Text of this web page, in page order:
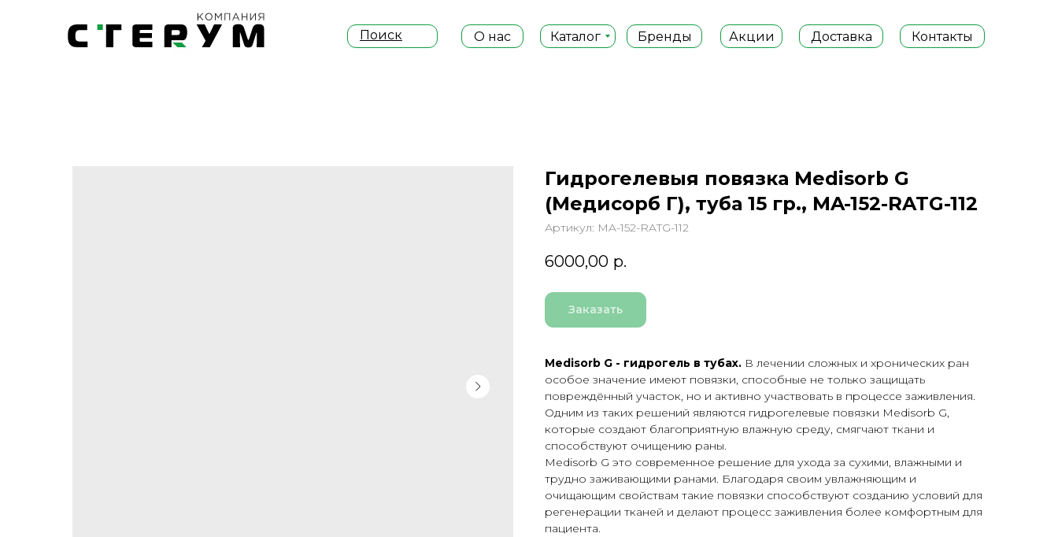
Каталог Доставка
Акции Контакты
О нас Бренды
Поиск
Гидрогелевыя повязка Medisorb G
(Медисорб Г), туба 15 гр., MA-152-RATG-112
Артикул: MA-152-RATG-112
6000,00 р.
Заказать
Medisorb G - гидрогель в тубах. В лечении сложных и хронических ран
особое значение имеют повязки, способные не только защищать
повреждённый участок, но и активно участвовать в процессе заживления.
Одним из таких решений являются гидрогелевые повязки Medisorb G,
которые создают благоприятную влажную среду, смягчают ткани и
способствуют очищению раны.
Medisorb G это современное решение для ухода за сухими, влажными и
трудно заживающими ранами. Благодаря своим увлажняющим и
очищающим свойствам такие повязки способствуют созданию условий для
регенерации тканей и делают процесс заживления более комфортным для
пациента.